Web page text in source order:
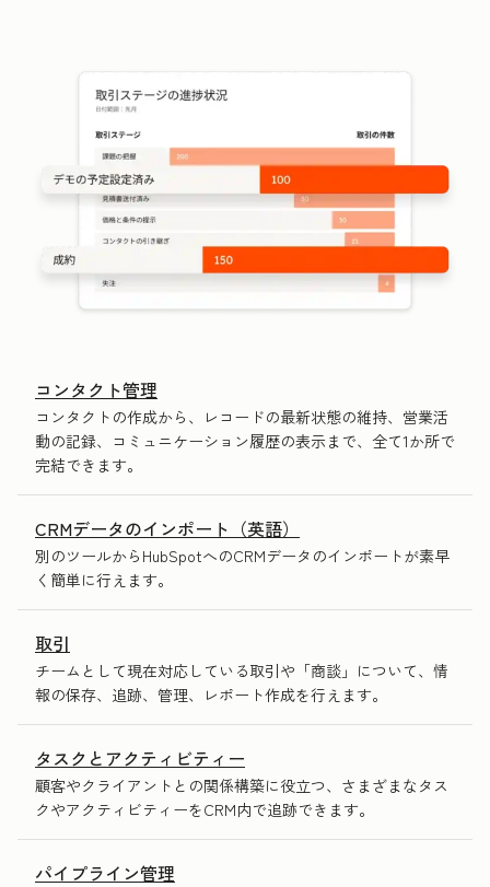
コンタクト管理
コンタクトの作成から、レコードの最新状態の維持、営業活
動の記録、コミュニケーション履歴の表示まで、全て1か所で
完結できます。
CRMデータのインポート（英語）
別のツールからHubSpotへのCRMデータのインポートが素早
く簡単に行えます。
取引
チームとして現在対応している取引や「商談」について、情
報の保存、追跡、管理、レポート作成を行えます。
タスクとアクティビティー
顧客やクライアントとの関係構築に役立つ、さまざまなタス
クやアクティビティーをCRM内で追跡できます。
パイプライン管理